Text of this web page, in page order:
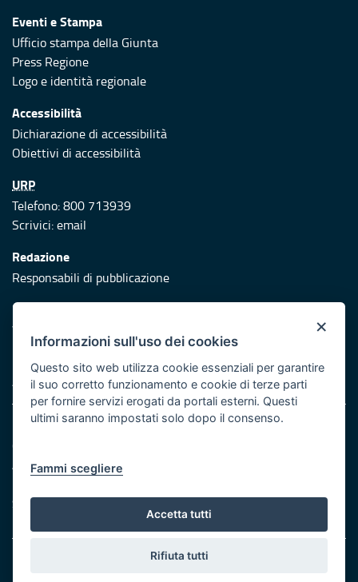
Eventi e Stampa
Ufficio stampa della Giunta
Press Regione
Logo e identità regionale
Accessibilità
Dichiarazione di accessibilità
Obiettivi di accessibilità
URP
Telefono: 800 713939
Scrivici:email
Redazione
Responsabili di pubblicazione
Protezione civile
Vai al sito di Protezione Civile Puglia
Iniziativa finanziata con risorse del POR Puglia 2014/2020 -
Asse XI
Note legali
Cookie e privacy
Atti di notifica
Servizi Intranet
© Regione Puglia
×
Informazioni sull'uso dei cookies
Questo sito web utilizza cookie essenziali per garantire
il suo corretto funzionamento e cookie di terze parti
per fornire servizi erogati da portali esterni. Questi
ultimi saranno impostati solo dopo il consenso.
Fammi scegliere
Accetta tutti
Rifiuta tutti